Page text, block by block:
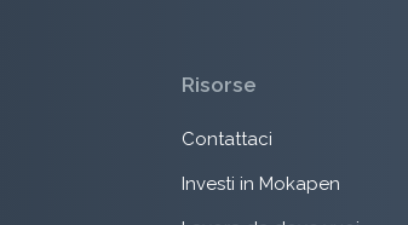
Risorse
Contattaci
Investi in Mokapen